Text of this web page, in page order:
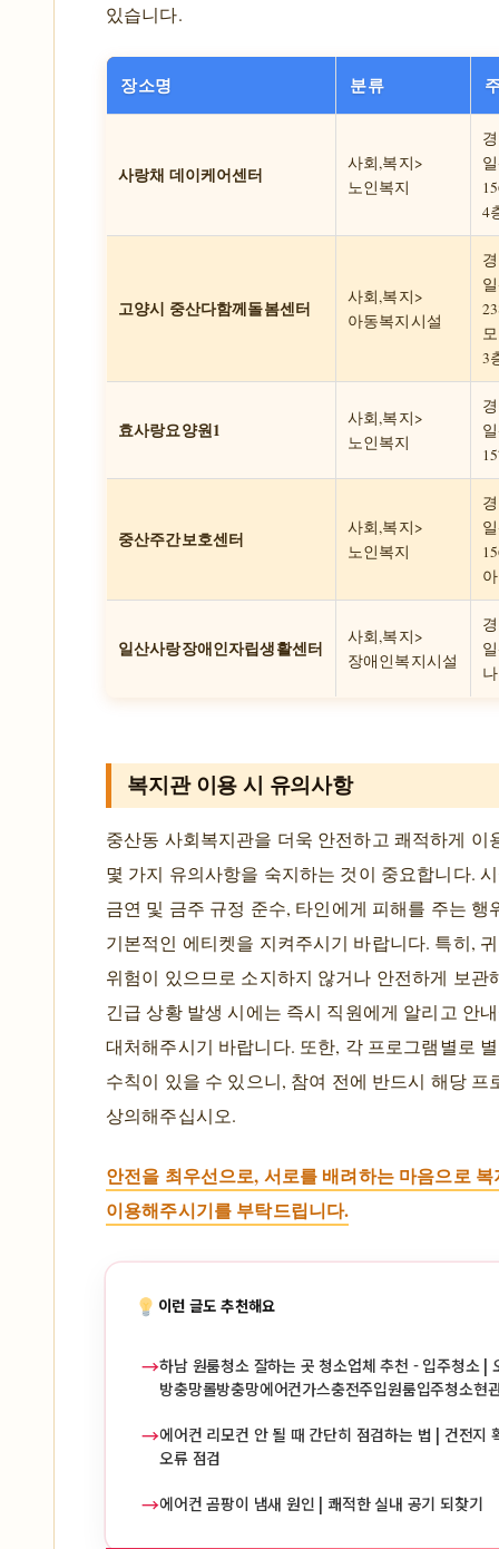
있습니다.
장소명 분류
사랑채 데이케어센터
사회,복지>
노인복지
4
고양시 중산다함께돌봄센터
사회,복지>
아동복지시설
3
효사랑요양원1
사회,복지>
노인복지
중산주간보호센터
사회,복지>
노인복지
일산사랑장애인자립생활센터
사회,복지>
장애인복지시설
복지관 이용 시 유의사항
중산동 사회복지관을 더욱 안전하고 쾌적하게 이
몇 가지 유의사항을 숙지하는 것이 중요합니다.
금연 및 금주 규정 준수, 타인에게 피해를 주는 행
기본적인 에티켓을 지켜주시기 바랍니다. 특히,
위험이 있으므로 소지하지 않거나 안전하게 보관
긴급 상황 발생 시에는 즉시 직원에게 알리고 안
대처해주시기 바랍니다. 또한, 각 프로그램별로
수칙이 있을 수 있으니, 참여 전에 반드시 해당 프
상의해주십시오.
안전을 최우선으로, 서로를 배려하는 마음으로
이용해주시기를 부탁드립니다.
이런 글도 추천해요
→하남 원룸청소 잘하는 곳 청소업체 추천 - 입주청소 |
방충망롤방충망에어컨가스충전주입원룸입주청소현
→에어컨 리모컨 안 될 때 간단히 점검하는 법 | 건전지
오류 점검
→에어컨 곰팡이 냄새 원인 | 쾌적한 실내 공기 되찾기